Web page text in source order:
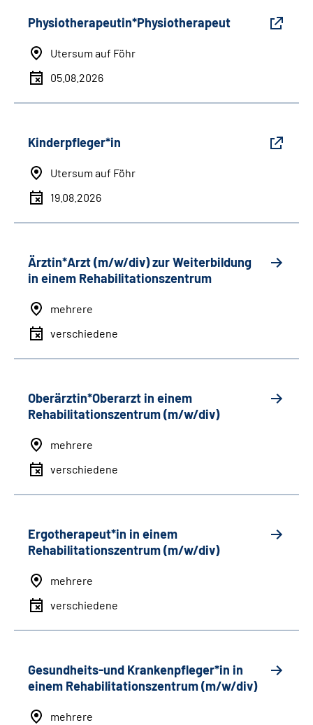
Physiotherapeutin*Physiotherapeut
Utersum auf Föhr
05.08.2026
Kinderpfleger*in
Utersum auf Föhr
19.08.2026
Ärztin*Arzt (m/w/div) zur Weiterbildung
in einem Rehabilitationszentrum
mehrere
verschiedene
Oberärztin*Oberarzt in einem
Rehabilitationszentrum (m/w/div)
mehrere
verschiedene
Ergotherapeut*in in einem
Rehabilitationszentrum (m/w/div)
mehrere
verschiedene
Gesundheits-und Krankenpfleger*in in
einem Rehabilitationszentrum (m/w/div)
mehrere